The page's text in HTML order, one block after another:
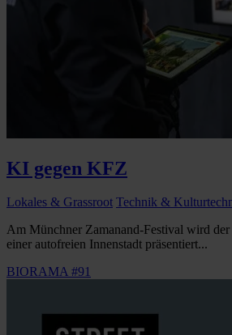
KI gegen KFZ
Lokales & Grassroot Technik &
Am Münchner Zamanand-Festival wird
einer autofreien Innenstadt präsentiert...
BIORAMA #91